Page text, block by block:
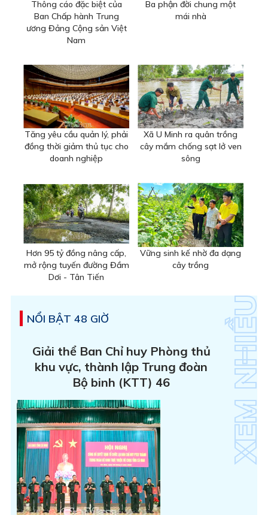
Thông cáo đặc biệt của
Ban Chấp hành Trung
ương Đảng Cộng sản Việt
Nam
Ba phận đời chung một
mái nhà
Tăng yêu cầu quản lý, phải
đồng thời giảm thủ tục cho
doanh nghiệp
Xã U Minh ra quân trồng
cây mắm chống sạt lở ven
sông
Hơn 95 tỷ đồng nâng cấp,
mở rộng tuyến đường Đầm
Dơi - Tân Tiến
Vững sinh kế nhờ đa dạng
cây trồng
NỔI BẬT 48 GIỜ
Giải thể Ban Chỉ huy Phòng thủ
khu vực, thành lập Trung đoàn
Bộ binh (KTT) 46